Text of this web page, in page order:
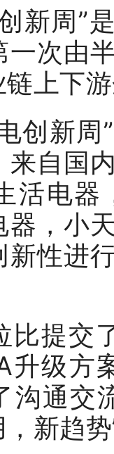
新周”
一次由
上下
创新
来自国
活电
器，小
新性进
比提交
升级方
沟通交
新趋